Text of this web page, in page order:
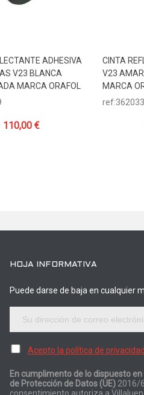
Al Carrito
ADHESIVA
V23 BLANCA
MARCA ORAFOL
110,00 €
CINTA
V23
MARCA
ref:362033
HOJA INFORMATIVA
Puede darse de baja en cualquier
Acepto la política de privacidad
En cumplimento de lo dispuesto
de Protección de Datos (UE) 2016/